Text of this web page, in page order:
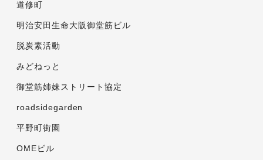
道修町
明治安田生命大阪御堂筋ビル
脱炭素活動
みどねっと
御堂筋姉妹ストリート協定
roadsidegarden
平野町街園
OMEビル